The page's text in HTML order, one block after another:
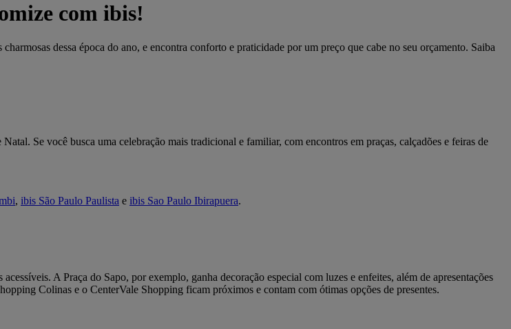
com ibis!
dessa época do ano, e encontra conforto e praticidade por um preço que cabe no seu orçamento. Saiba
Se você busca uma celebração mais tradicional e familiar, com encontros em praças, calçadões e feiras de
, ibis São Paulo Paulista e ibis Sao Paulo Ibirapuera.
A Praça do Sapo, por exemplo, ganha decoração especial com luzes e enfeites, além de apresentações
Colinas e o CenterVale Shopping ficam próximos e contam com ótimas opções de presentes.